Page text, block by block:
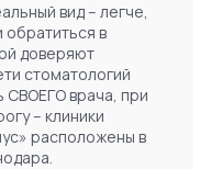
вид – легче,
в
доверяют
стоматологий
СВОЕГО врача, при
– клиники
расположены в